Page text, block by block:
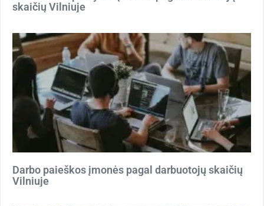
skaičių Vilniuje
Darbo paieškos įmonės pagal darbuotojų skaičių
Vilniuje